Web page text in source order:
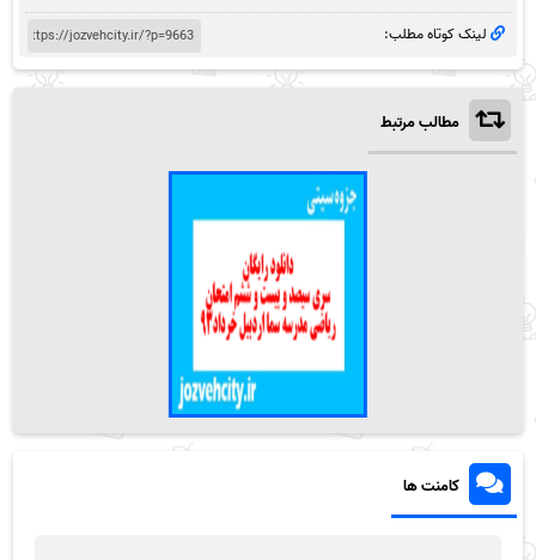
لینک کوتاه مطلب:
مطالب مرتبط
کامنت ها